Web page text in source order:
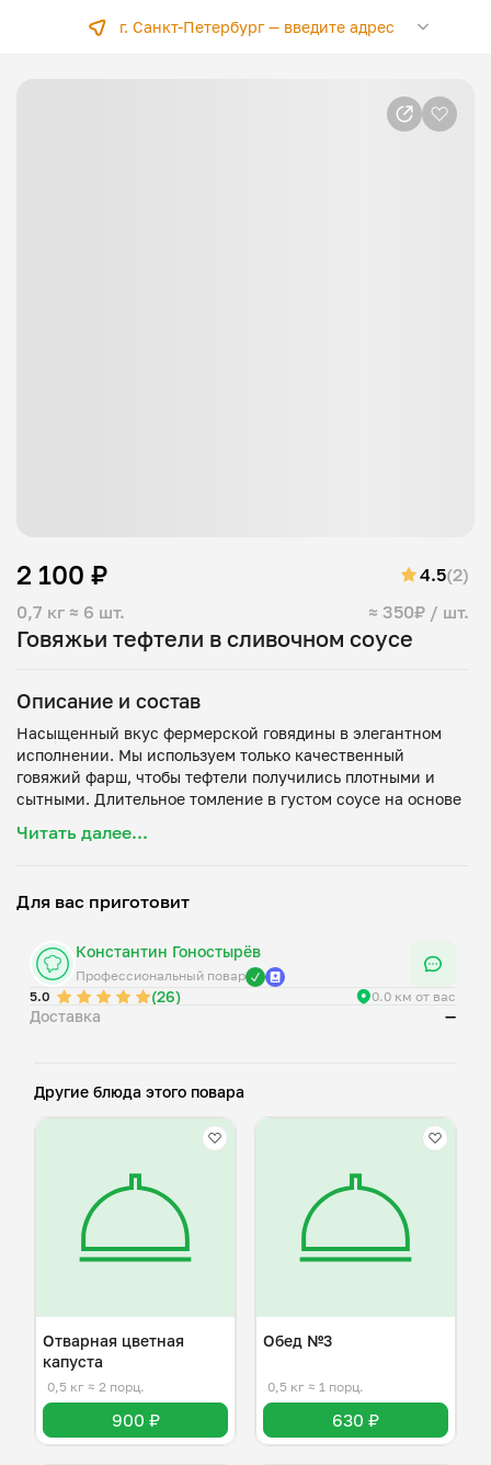
г. Санкт-Петербург —введите адрес
Говяжьи тефтели в сливочном соусе
0,7 кг ≈ 6 шт. ≈ 350₽ / шт.
2 100 ₽ 4.5(2)
Описание и состав
Насыщенный вкус фермерской говядины в элегантном
исполнении. Мы используем только качественный
говяжий фарш, чтобы тефтели получились плотными и
сытными. Длительное томление в густом соусе на основе
молочный оттенок и благородный аромат. Идеальный
Читать далее...
Для вас приготовит
Константин Гоностырёв
Профессиональный повар
5.0
(26) 0.0 км от вас
Доставка —
Другие блюда этого повара
Отварная цветная
капуста
0,5 кг ≈ 2 порц.
900 ₽
Обед №3
0,5 кг ≈ 1 порц.
630 ₽